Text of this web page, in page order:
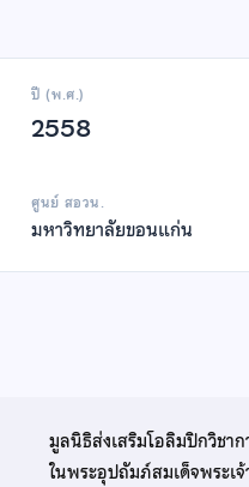
ปี (พ.ศ.)
2558
ศูนย์ สอวน.
มหาวิทยาลัยขอนแก่น
มูลนิธิส่งเสริมโอลิมปิกวิชา
ในพระอุปถัมภ์สมเด็จพระเ